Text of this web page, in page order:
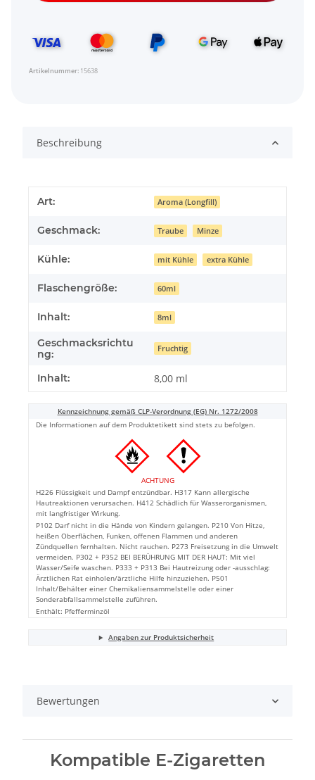
Artikelnummer: 15638
Beschreibung
Art: Aroma (Longfill)
Geschmack: Traube Minze
Kühle: mit Kühle extra Kühle
Flaschengröße: 60ml
Inhalt: 8ml
Geschmacksrichtu
ng:
Fruchtig
Inhalt: 8,00 ml
Kennzeichnung gemäß CLP-Verordnung (EG) Nr. 1272/2008
Die Informationen auf dem Produktetikett sind stets zu befolgen.
ACHTUNG
H226 Flüssigkeit und Dampf entzündbar. H317 Kann allergische
Hautreaktionen verursachen. H412 Schädlich für Wasserorganismen,
mit langfristiger Wirkung.
P102 Darf nicht in die Hände von Kindern gelangen. P210 Von Hitze,
heißen Oberflächen, Funken, offenen Flammen und anderen
Zündquellen fernhalten. Nicht rauchen. P273 Freisetzung in die Umwelt
vermeiden. P302 + P352 BEI BERÜHRUNG MIT DER HAUT: Mit viel
Wasser/Seife waschen. P333 + P313 Bei Hautreizung oder -ausschlag:
Ärztlichen Rat einholen/ärztliche Hilfe hinzuziehen. P501
Inhalt/Behälter einer Chemikaliensammelstelle oder einer
Sonderabfallsammelstelle zuführen.
Enthält: Pfefferminzöl
Angaben zur Produktsicherheit
Bewertungen
Kompatible E-Zigaretten